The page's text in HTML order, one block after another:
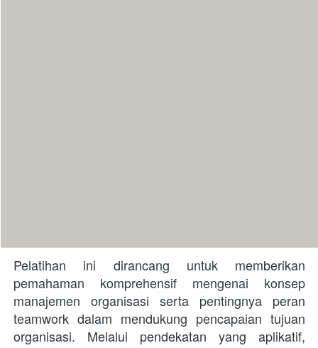
Pelatihan ini dirancang untuk memberikan
pemahaman komprehensif mengenai konsep
manajemen organisasi serta pentingnya peran
teamwork dalam mendukung pencapaian tujuan
organisasi. Melalui pendekatan yang aplikatif,